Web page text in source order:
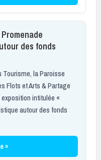
des fonds
Tourisme, la Paroisse
Flots et Arts & Partage
intitulée «
autour des fonds
»